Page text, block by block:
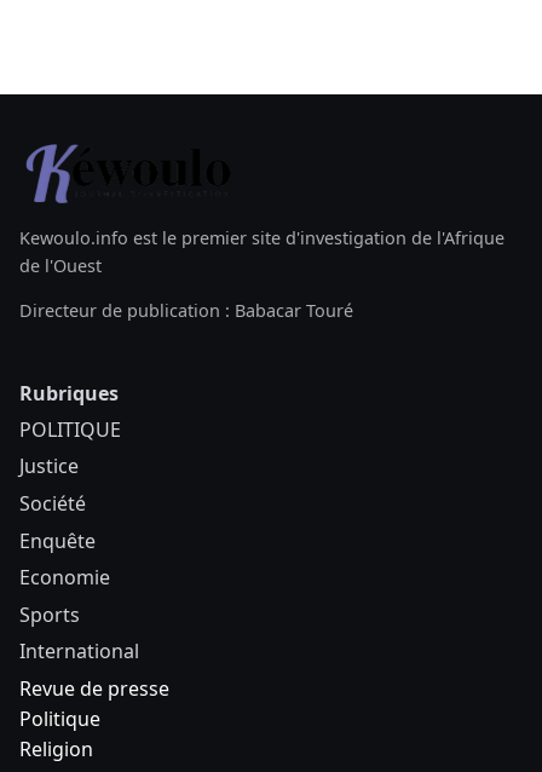
Kewoulo.info est le premier site d'investigation de l'Afrique
de l'Ouest
Directeur de publication : Babacar Touré
Rubriques
POLITIQUE
Justice
Société
Enquête
Economie
Sports
International
Revue de presse
Politique
Religion